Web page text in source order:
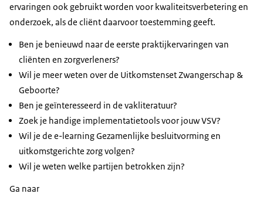
ervaringen ook gebruikt worden voor kwaliteitsverbetering en
onderzoek, als de cliënt daarvoor toestemming geeft.
Ben je benieuwd naar de eerste praktijkervaringen van
cliënten en zorgverleners?
Wil je meer weten over de Uitkomstenset Zwangerschap &
Geboorte?
Ben je geïnteresseerd in de vakliteratuur?
Zoek je handige implementatietools voor jouw VSV?
Wil je de e-learning Gezamenlijke besluitvorming en
uitkomstgerichte zorg volgen?
Wil je weten welke partijen betrokken zijn?
Ga naar